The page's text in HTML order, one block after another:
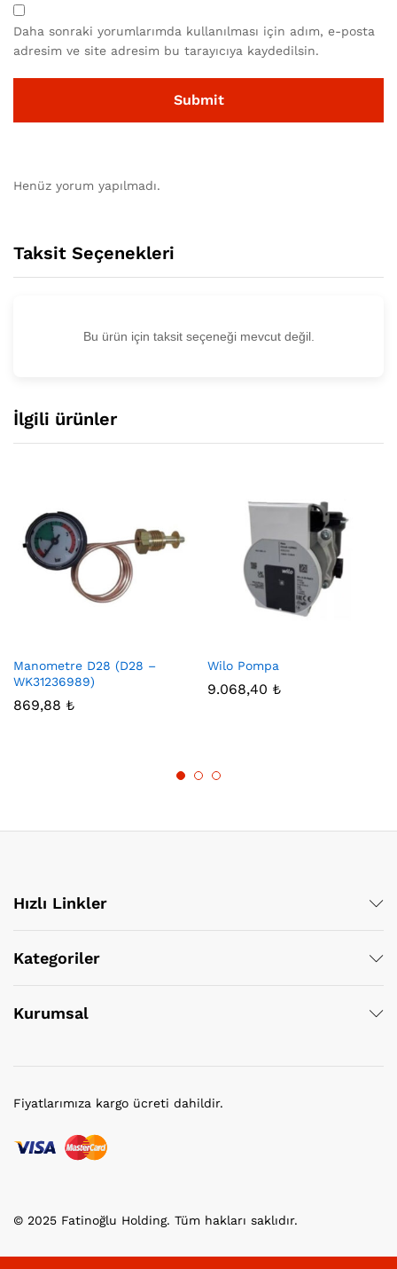
Daha sonraki yorumlarımda kullanılması için adım, e-posta
adresim ve site adresim bu tarayıcıya kaydedilsin.
Henüz yorum yapılmadı.
Taksit Seçenekleri
Bu ürün için taksit seçeneği mevcut değil.
İlgili ürünler
Manometre D28 (D28 –
WK31236989)
869,88 ₺
Wilo Pompa
9.068,40 ₺
Hızlı Linkler
Kategoriler
Kurumsal
© 2025 Fatinoğlu Holding. Tüm hakları saklıdır.
Fiyatlarımıza kargo ücreti dahildir.